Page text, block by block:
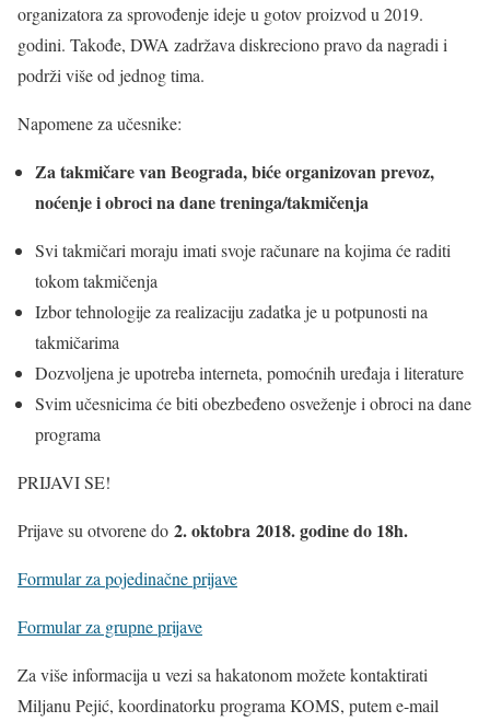
organizatora za sprovođenje ideje u gotov proizvod u 2019.
godini. Takođe, DWA zadržava diskreciono pravo da nagradi i
podrži više od jednog tima.
Napomene za učesnike:
Za takmičare van Beograda, biće organizovan prevoz,
noćenje i obroci na dane treninga/takmičenja
Svi takmičari moraju imati svoje računare na kojima će raditi
tokom takmičenja
Izbor tehnologije za realizaciju zadatka je u potpunosti na
takmičarima
Dozvoljena je upotreba interneta, pomoćnih uređaja i literature
Svim učesnicima će biti obezbeđeno osveženje i obroci na dane
programa
PRIJAVI SE!
Prijave su otvorene do 2. oktobra 2018. godine do 18h.
Formular za pojedinačne prijave
Formular za grupne prijave
Za više informacija u vezi sa hakatonom možete kontaktirati
Miljanu Pejić, koordinatorku programa KOMS, putem e-mail